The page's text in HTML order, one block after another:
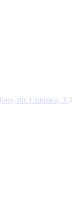
пр. Сиверса, 3 3